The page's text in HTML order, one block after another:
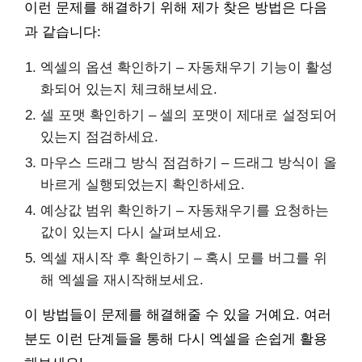
이런 문제를 해결하기 위해 제가 찾은 방법은 다음
과 같습니다:
엑셀의 옵션 확인하기 – 자동채우기 기능이 활성
화되어 있는지 체크해보세요.
셀 포맷 확인하기 – 셀의 포맷이 제대로 설정되어
있는지 점검하세요.
마우스 드래그 방식 점검하기 – 드래그 방식이 올
바르게 실행되었는지 확인하세요.
예상값 범위 확인하기 – 자동채우기를 요청하는
값이 있는지 다시 살펴보세요.
엑셀 재시작 후 확인하기 – 혹시 모를 버그를 위
해 엑셀을 재시작해보세요.
이 방법들이 문제를 해결해줄 수 있을 거예요. 여러
분도 이런 단계들을 통해 다시 엑셀을 손쉽게 활용